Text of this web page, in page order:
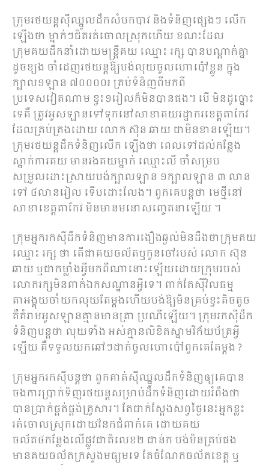
ក្រុមរថយន្តសុីឈ្នួលដឹកសំបកបាវ និងទំនិញផ្សេងៗ លើក
ឡើងថា ម្នាក់ៗជិតរត់ចោលស្រុកហើយ ខណះដែល
ក្រុមគយដឹកនាំដោយមន្ត្រីគយ ឈ្មោះ រក្ស បានបណ្ដាក់គ្នា
ដូចខ្យង ចាំដេញរថយន្តឱ្យបង់លុយចូលហោប៉ៅខ្លូន ក្នុង
ក្បាល១ឡាន ៧០០០០៛ គ្រប់ទំនិញពីមកពី
ប្រទេសវៀតណាម ខ្វះ១រៀលក៏មិនបានផង។ បើ មិនដូច្នោះ
ទេគឺ ត្រូវអូសឡានទៅទុកនៅសាខាគយរដ្ឋាករខេត្តតាកែវ
ដែលគ្រប់គ្រងដោយ លោក ស៊ុន ឆាយ ជាមិនខានឡើយ។
ក្រុមរថយន្តដឹកទំនិញលើក ឡើងថា ពេលទៅដល់កន្លែង
ស្នាក់ការគយ មានរងគយម្នាក់ ឈ្មោះលី ចាំសម្រប
សម្រួលដោះស្រាយបង់ក្បាលឡាន ១ក្បាលឡាន ៣ លាន
ទៅ ៤លានរៀល ទើបដោះលែង។ ពួកគេបន្តថា មេថ្មីនៅ
សាខាខេត្តតាកែវ មិនមានមនោសញ្ចេតនាឡើយ ។
ក្រុមអ្នករកស៊ីដឹកទំនិញមានការងឿងឆ្ងល់មិនដឹងថាក្រុមគយ
ឈ្មោះ រក្ស ថា តើជាគយចល័តឬកូនចៅរបស់ លោក ស៊ុន
ឆាយ ឬជាកម្លាំងអ្វីមកពីណានោះឡើយដោយក្រុមរបស់
លោករក្សមិនពាក់ឯកសណ្ឋានអ្វីទេ។ ពាក់តែសុីវិលធម្ម
តាអង្គុយចាំយកលុយតែម្ដងហើយបង់ឱ្យមិនគ្រប់ខ្វះតិចតួច
គឺគំរាមអួសឡានគ្មានមានត្រា ប្រណីឡើយ។ ក្រុមរកស៊ីដឹក
ទំនិញបន្តថា លុយទាំង អស់គ្មានលិខិតស្នាមវិក័យប័ត្រអ្វី
ឡើយ គឺទទួលយកឆៅៗដាក់ចូលហោប៉ៅពួកគេតែម្ដង ?
ក្រុមអ្នករកស៊ីបន្តថា ពួកគាត់សុីឈ្នួលដឹកទំនិញឲ្យគេបាន
ចងការប្រាក់ទិញរថយន្តសម្រាប់ដឹកទំនិញដោយរំពឹងថា
បានប្រាក់ផ្គត់ផ្គង់គ្រួសារ។ តែជាក់ស្ដែងសព្វថ្ងៃនេះអ្នកខ្លះ
រត់ចោលស្រុកដោយវ័នកជំពាក់គេ ដោយគយ
ចល័ត៤កន្លែងលើផ្លូវជាតិលេខ២ ជាន់ក បង់មិនគ្រប់ផង
មានគយចល័តក្រសួងមធ្យមទេ តែចំណែកចល័តខេត្ត ឬ